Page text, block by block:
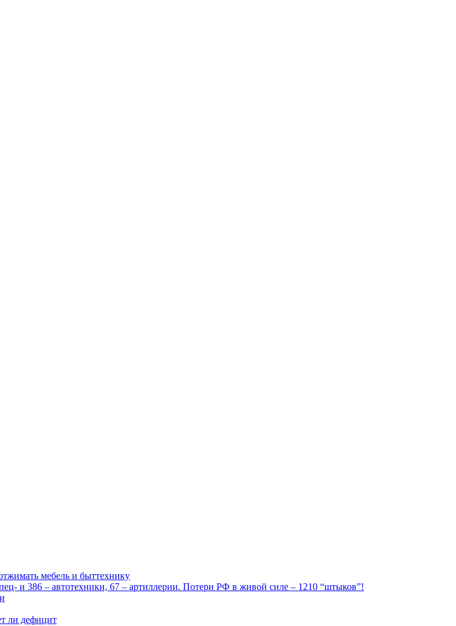
мебель и быттехнику
и 386 – автотехники, 67 – артиллерии. Потери РФ в живой силе – 1210 “штыков”!
ли дефицит